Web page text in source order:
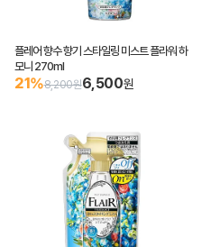
플레어 향수 향기 스타일링 미스트 플라워 하
모니 270ml
21%8,200원6,500원